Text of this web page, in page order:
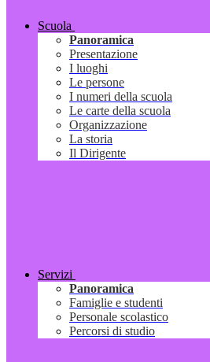
Scuola
Panoramica
Presentazione
I luoghi
Le persone
I numeri della scuola
Le carte della scuola
Organizzazione
La storia
Il Dirigente
Servizi
Panoramica
Famiglie e studenti
Personale scolastico
Percorsi di studio